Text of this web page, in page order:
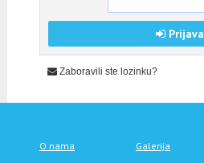
Prijava
Zaboravili ste lozinku?
O nama Galerija